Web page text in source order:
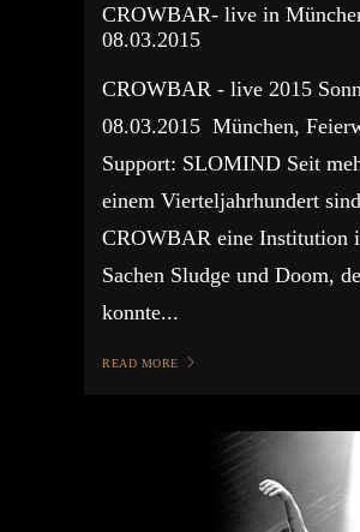
CROWBAR- live in
08.03.2015
CROWBAR - live 2015
08.03.2015 München,
Support: SLOMIND Seit
einem Vierteljahrhundert sind
CROWBAR eine Institution
Sachen Sludge und Doom,
konnte...
READ MORE